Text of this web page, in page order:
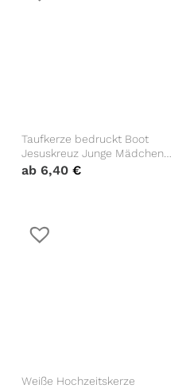
Taufkerze bedruckt Boot
Jesuskreuz Junge Mädchen
personalisiert mit Namen
ab 6,40 €
Weiße Hochzeitskerze